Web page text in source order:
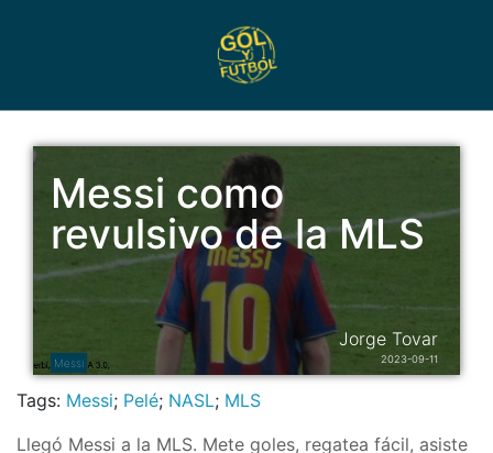
Messi
Messi como
revulsivo de la MLS
Jorge Tovar
2023-09-11
Tags: Messi; Pelé; NASL; MLS
Llegó Messi a la MLS. Mete goles, regatea fácil, asiste